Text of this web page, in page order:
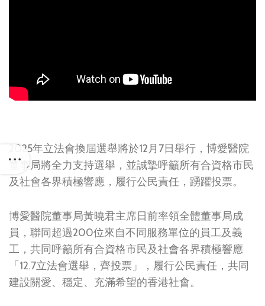
2025年立法會換屆選舉將於12月7日舉行，博愛醫院
董事局將全力支持選舉，並誠摯呼籲所有合資格市民
及社會各界積極響應，履行公民責任，踴躍投票。
博愛醫院董事局黃曉君主席日前率領全體董事局成
員，聯同超過200位來自不同服務單位的員工及義
工，共同呼籲所有合資格市民及社會各界積極響應
「12.7立法會選舉，齊投票」，履行公民責任，共同
建設關愛、穩定、充滿希望的香港社會。